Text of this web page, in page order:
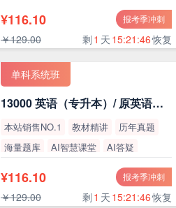
报考季冲刺
¥116.10
￥129.00 剩1 天 15:21:45恢复
单科系统班
13000 英语（专升本）/ 原英语（二）
本站销售NO.1 教材精讲
历年真题
海量题库
AI智慧课堂
AI答疑
报考季冲刺
¥116.10
￥129.00 剩1 天 15:21:45恢复